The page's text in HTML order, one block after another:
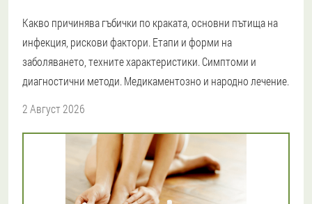
Какво причинява гъбички по краката, основни пътища на
инфекция, рискови фактори. Етапи и форми на
заболяването, техните характеристики. Симптоми и
диагностични методи. Медикаментозно и народно лечение.
2 Август 2026